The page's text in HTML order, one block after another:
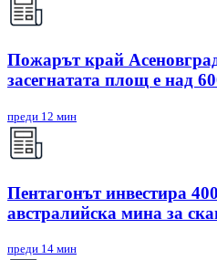
Пожарът край
засегнатата площ е над
преди 12 мин
Пентагонът инвестира
австралийска мина за
преди 14 мин